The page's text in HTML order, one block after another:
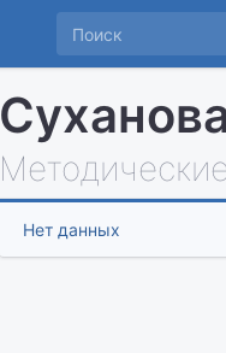
Нет данных